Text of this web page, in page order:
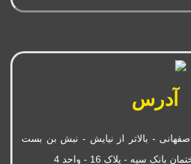
آدرس
- بالاتر از نیایش - نبش بن بست
سپه - پلاک 16 - واحد 4